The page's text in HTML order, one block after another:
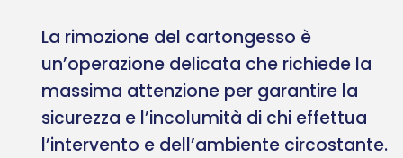
La rimozione del cartongesso è
un’operazione delicata che richiede la
massima attenzione per garantire la
sicurezza e l’incolumità di chi effettua
l’intervento e dell’ambiente circostante.